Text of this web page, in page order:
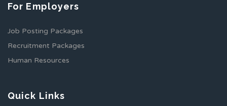
For Employers
Job Posting Packages
Recruitment Packages
Human Resources
Quick Links